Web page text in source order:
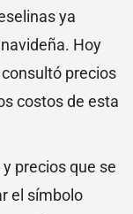
ya
Hoy
precios
costos de esta
precios que se
el símbolo